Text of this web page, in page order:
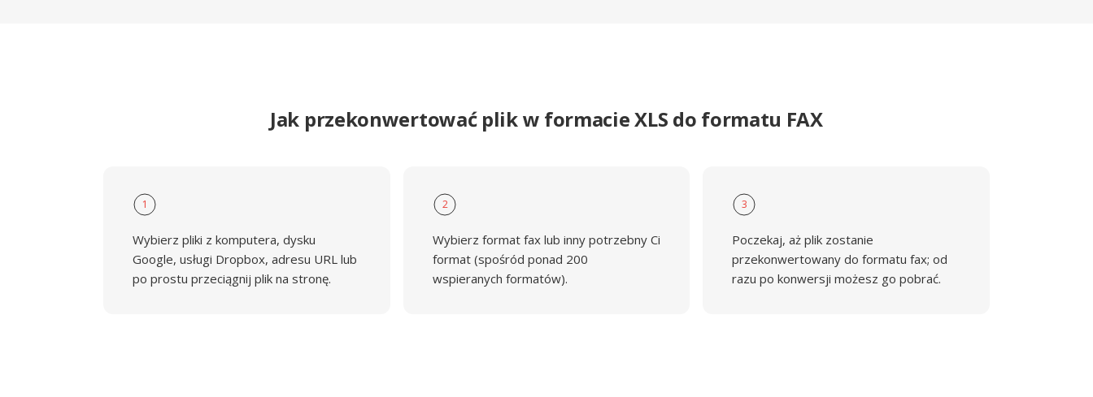
Jak przekonwertować plik w formacie XLS do formatu FAX
1
Wybierz pliki z komputera, dysku
Google, usługi Dropbox, adresu URL lub
po prostu przeciągnij plik na stronę.
2
Wybierz format fax lub inny potrzebny Ci
format (spośród ponad 200
wspieranych formatów).
3
Poczekaj, aż plik zostanie
przekonwertowany do formatu fax; od
razu po konwersji możesz go pobrać.